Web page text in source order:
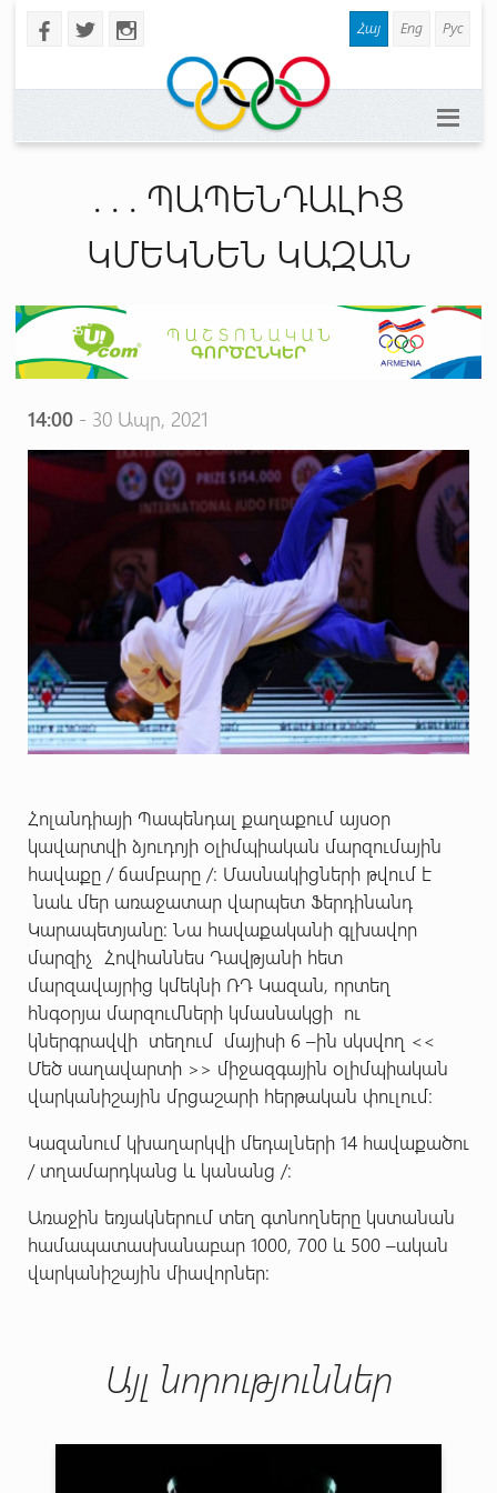
b a x Հայ Eng Рус
. . . ՊԱՊԵՆԴԱԼԻՑ
ԿՄԵԿՆԵՆ ԿԱԶԱՆ
14:00- 30 Ապր, 2021
Հոլանդիայի Պապենդալ քաղաքում այսօր
կավարտվի ձյուդոյի օլիմպիական մարզումային
հավաքը / ճամբարը /: Մասնակիցների թվում է
նաև մեր առաջատար վարպետ Ֆերդինանդ
Կարապետյանը: Նա հավաքականի գլխավոր
մարզիչ Հովհաննես Դավթյանի հետ
մարզավայրից կմեկնի ՌԴ Կազան, որտեղ
հնգօրյա մարզումների կմասնակցի ու
կներգրավվի տեղում մայիսի 6 –ին սկսվող <<
Մեծ սաղավարտի >> միջազգային օլիմպիական
վարկանիշային մրցաշարի հերթական փուլում:
Կազանում կխաղարկվի մեդալների 14 հավաքածու
/ տղամարդկանց և կանանց /:
Առաջին եռյակներում տեղ գտնողները կստանան
համապատասխանաբար 1000, 700 և 500 –ական
վարկանիշային միավորներ:
Այլ նորություններ